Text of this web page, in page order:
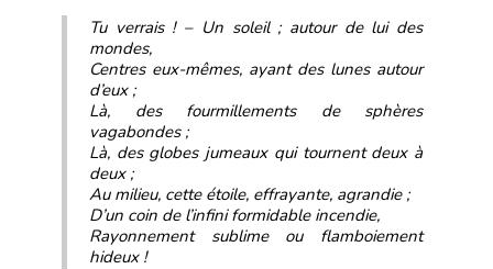
Tu verrais ! – Un soleil ; autour de lui des
mondes,
Centres eux-mêmes, ayant des lunes autour
d’eux ;
Là, des fourmillements de sphères
vagabondes ;
Là, des globes jumeaux qui tournent deux à
deux ;
Au milieu, cette étoile, effrayante, agrandie ;
D’un coin de l’infini formidable incendie,
Rayonnement sublime ou flamboiement
hideux !